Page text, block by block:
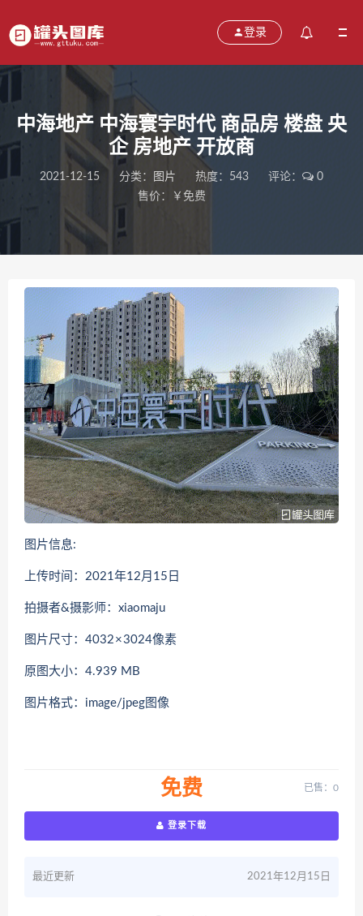
登录
中海地产 中海寰宇时代 商品房 楼盘 央
企 房地产 开放商
2021-12-15 分类： 图片 热度：543 评论：
0
售价：￥免费
图片信息:
上传时间：2021年12月15日
拍摄者&摄影师：xiaomaju
图片尺寸：4032 × 3024像素
原图大小：4.939 MB
图片格式：image/jpeg图像
免费 已售：0
登录下载
最近更新 2021年12月15日